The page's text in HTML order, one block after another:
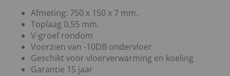
Afmeting: 750 x 150 x 7 mm.
Toplaag 0,55 mm.
V-groef rondom
Voorzien van -10DB ondervloer
Geschikt voor vloerverwarming en koeling
Garantie 15 jaar